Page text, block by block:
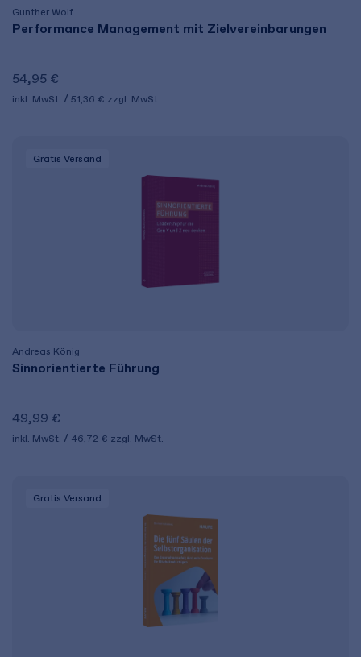
Gunther Wolf
Performance Management mit Zielvereinbarungen
54,95 €
inkl. MwSt. 51,36 € zzgl. MwSt.
Gratis Versand
Andreas König
Sinnorientierte Führung
49,99 €
inkl. MwSt. 46,72 € zzgl. MwSt.
Gratis Versand